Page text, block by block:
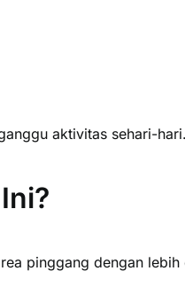
aktivitas sehari-
pinggang dengan lebih